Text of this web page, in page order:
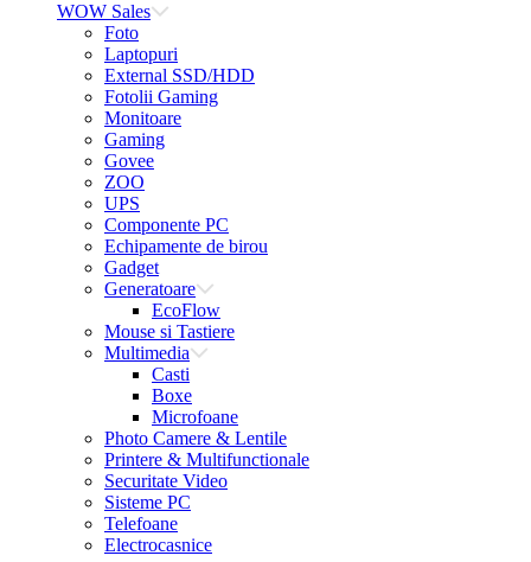
WOW Sales
Foto
Laptopuri
External SSD/HDD
Fotolii Gaming
Monitoare
Gaming
Govee
ZOO
UPS
Componente PC
Echipamente de birou
Gadget
Generatoare
EcoFlow
Mouse si Tastiere
Multimedia
Casti
Boxe
Microfoane
Photo Camere & Lentile
Printere & Multifunctionale
Securitate Video
Sisteme PC
Telefoane
Electrocasnice